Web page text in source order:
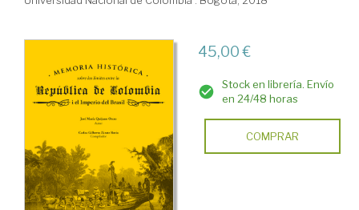
45,00 €
Stock en librería. Envío
en 24/48 horas
COMPRAR